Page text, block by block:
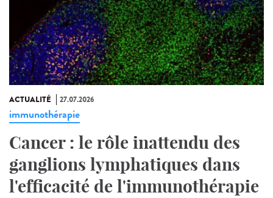
ACTUALITÉ 27.07.2026
immunothérapie
Cancer : le rôle inattendu des
ganglions lymphatiques dans
l'efficacité de l'immunothérapie